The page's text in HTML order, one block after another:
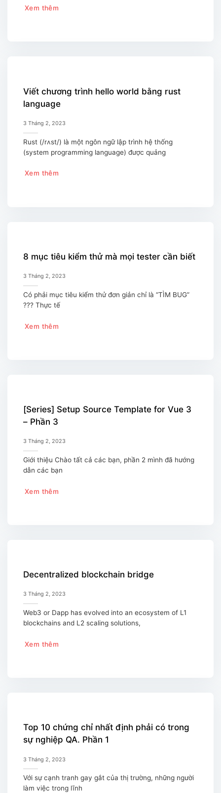
Xem thêm
Viết chương trình hello world bằng rust
language
3 Tháng 2, 2023
Rust (/rʌst/) là một ngôn ngữ lập trình hệ thống
(system programming language) được quảng
Xem thêm
8 mục tiêu kiểm thử mà mọi tester cần biết
3 Tháng 2, 2023
Có phải mục tiêu kiểm thử đơn giản chỉ là “TÌM BUG”
??? Thực tế
Xem thêm
[Series] Setup Source Template for Vue 3
– Phần 3
3 Tháng 2, 2023
Giới thiệu Chào tất cả các bạn, phần 2 mình đã hướng
dẫn các bạn
Xem thêm
Decentralized blockchain bridge
3 Tháng 2, 2023
Web3 or Dapp has evolved into an ecosystem of L1
blockchains and L2 scaling solutions,
Xem thêm
Top 10 chứng chỉ nhất định phải có trong
sự nghiệp QA. Phần 1
3 Tháng 2, 2023
Với sự cạnh tranh gay gắt của thị trường, những người
làm việc trong lĩnh